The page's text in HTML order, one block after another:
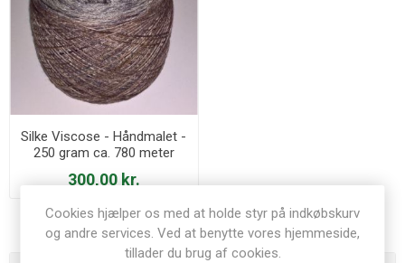
Silke Viscose - Håndmalet -
250 gram ca. 780 meter
300,00 kr.
Cookies hjælper os med at holde styr på indkøbskurv
og andre services. Ved at benytte vores hjemmeside,
tillader du brug af cookies.